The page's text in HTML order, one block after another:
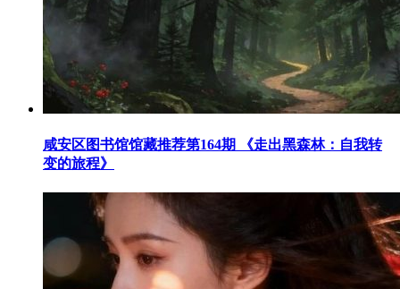
咸安区图书馆馆藏推荐第164期 《走出黑森林：自我转
变的旅程》